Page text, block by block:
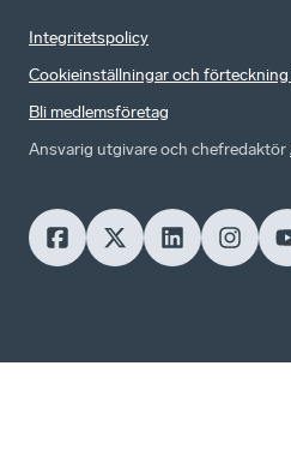
Integritetspolicy
Cookieinställningar och
Bli medlemsföretag
Ansvarig utgivare och chefredaktör